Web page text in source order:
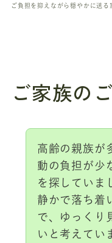
ご負担を抑えながら穏やかに送
ご家族の
高齢の親族が
動の負担が少
を探していま
静かで落ち着
で、ゆっくり
いと考えてい